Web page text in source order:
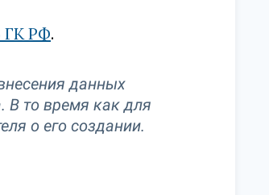
ГК РФ.
данных
В то время как для
о его создании.